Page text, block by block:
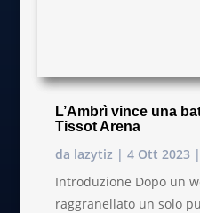
L’Ambrì vince una
Tissot Arena
da lazytiz | 4 Ott 2023|
Introduzione Dopo un
raggranellato un solo